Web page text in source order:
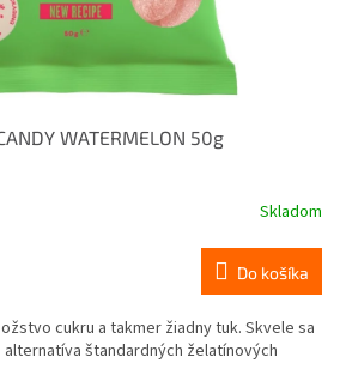
WATERMELON 50g
Skladom
Do košíka
cukru a takmer žiadny tuk. Skvele sa
štandardných želatínových